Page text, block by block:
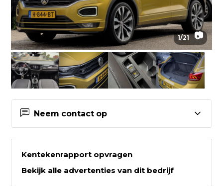
1/21 📷
Neem contact op
Contactgegevens Auto2go
Auto2go
Kentekenrapport opvragen
Bekijk alle advertenties van dit bedrijf